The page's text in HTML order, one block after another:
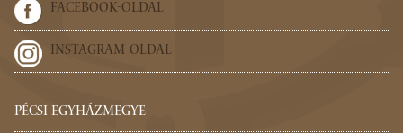
FACEBOOK-OLDAL
INSTAGRAM-OLDAL
PÉCSI EGYHÁZMEGYE